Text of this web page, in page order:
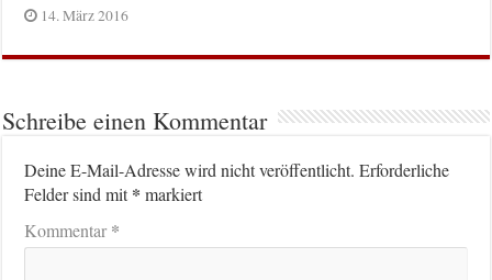
14. März 2016
Schreibe einen Kommentar
Deine E-Mail-Adresse wird nicht veröffentlicht. Erforderliche
Felder sind mit* markiert
Kommentar*